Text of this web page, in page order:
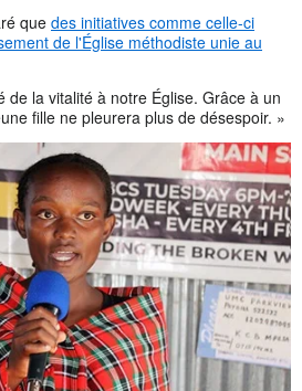
que des initiatives comme celle-ci
de l'Église méthodiste unie au
de la vitalité à notre Église. Grâce à un
fille ne pleurera plus de désespoir. »